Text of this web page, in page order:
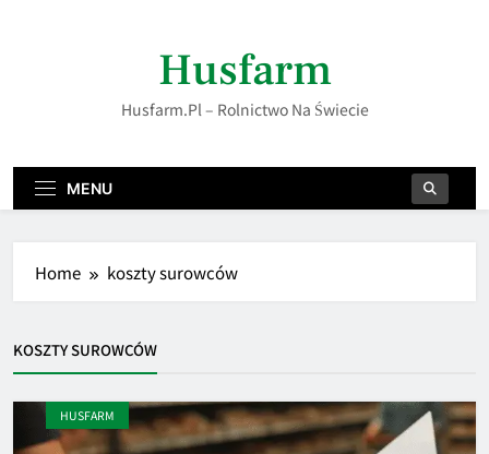
Husfarm
Husfarm.pl – Rolnictwo Na Świecie
MENU
Home koszty surowców
KOSZTY SUROWCÓW
HUSFARM